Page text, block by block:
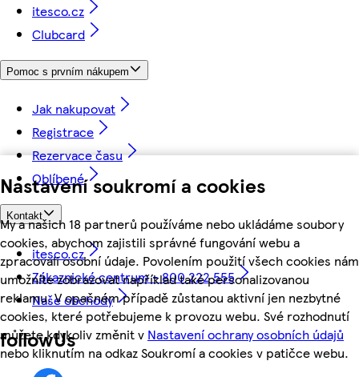
Nastavení soukromí a cookies
My a našich 18 partnerů používáme nebo ukládáme soubory
cookies, abychom zajistili správné fungování webu a
zpracovali osobní údaje. Povolením použití všech cookies nám
umožníte zobrazovat například také personalizovanou
reklamu. V opačném případě zůstanou aktivní jen nezbytné
cookies, které potřebujeme k provozu webu. Své rozhodnutí
můžete kdykoliv změnit v Nastavení ochrany osobních údajů
nebo kliknutím na odkaz Soukromí a cookies v patičce webu.
itesco.cz
Clubcard
Pomoc s prvním nákupem
Jak nakupovat
Registrace
Rezervace času
Oblíbené
Kontakt
itesco.cz
Zákaznické centrum - 800 222 555
Naše obchody
followUs